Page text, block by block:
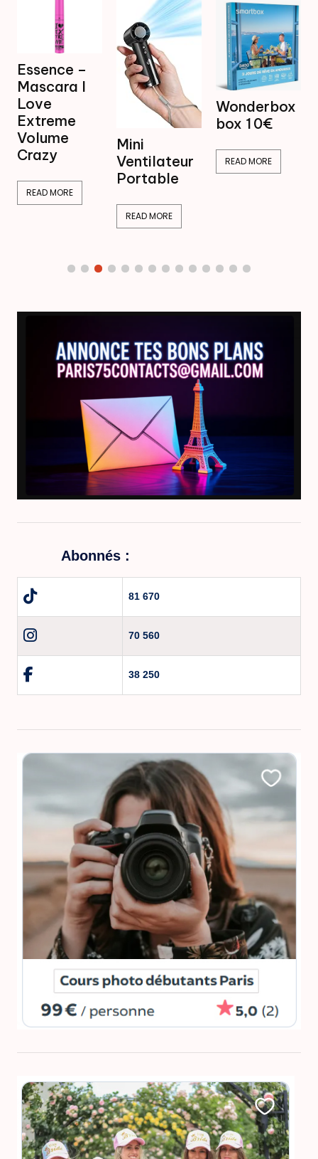
Mini
Ventilateur
Portable
Wonderbox
box 1 0€
READ MORE
Mini
Ventilateur
Brumisateur
16,99€
Abonnés :
81 670
70 560
38 250